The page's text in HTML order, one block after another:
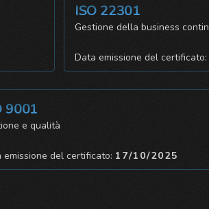
ISO 22301
Gestione della business
Data emissione del
e qualità
del certificato:17/10/2025